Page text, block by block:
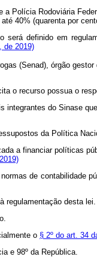
a Polícia Rodoviária
até 40% (quarenta
será definido em
de 2019)
(Senad), órgão
o recurso possua o
integrantes do
da Política
a financiar políticas
de contabilidade
regulamentação desta lei.
o § 2º do art. 34
e 98º da República.